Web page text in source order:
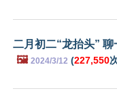
二月初二“龙抬头”
🖼️ 2024/3/12 (227,550